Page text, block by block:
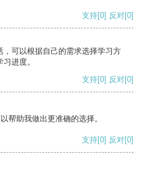
支持[0] 反对[0]
可以根据自己的需求选择学习方
进度。
支持[0] 反对[0]
帮助我做出更准确的选择。
支持[0] 反对[0]